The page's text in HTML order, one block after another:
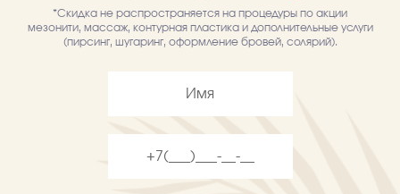
*Скидка не распространяется на процедуры по акции
мезонити, массаж, контурная пластика и дополнительные услуги
(пирсинг, шугаринг, оформление бровей, солярий).